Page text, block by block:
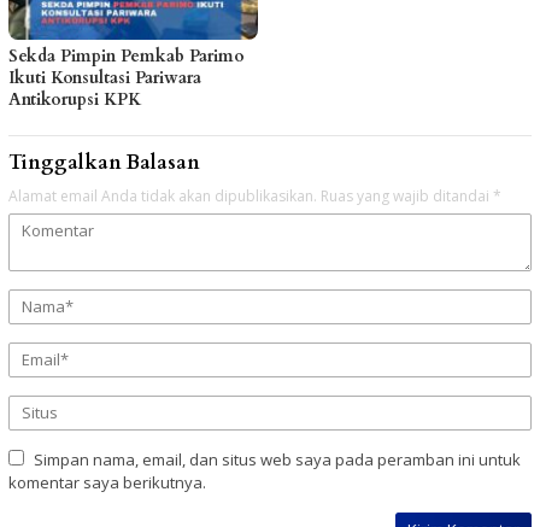
Sekda Pimpin Pemkab Parimo
Ikuti Konsultasi Pariwara
Antikorupsi KPK
Tinggalkan Balasan
Alamat email Anda tidak akan dipublikasikan. Ruas yang wajib ditandai *
Simpan nama, email, dan situs web saya pada peramban ini untuk
komentar saya berikutnya.